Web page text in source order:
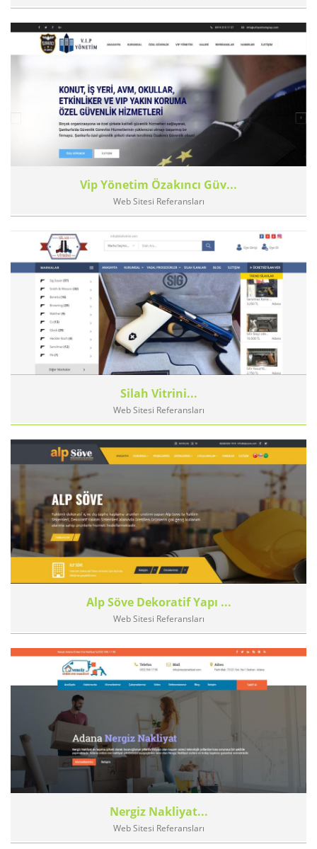
Vip Yönetim Özakıncı Güv...
Web Sitesi Referansları
Silah Vitrini...
Web Sitesi Referansları
Alp Söve Dekoratif Yapı ...
Web Sitesi Referansları
Nergiz Nakliyat...
Web Sitesi Referansları